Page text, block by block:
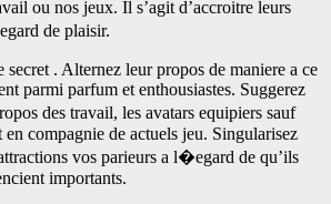
ou nos jeux. Il s’agit d’accroitre leurs
de plaisir.
secret . Alternez leur propos de maniere a ce
parmi parfum et enthousiastes. Suggerez
des travail, les avatars equipiers sauf
en compagnie de actuels jeu. Singularisez
vos parieurs a l�egard de qu’ils
importants.